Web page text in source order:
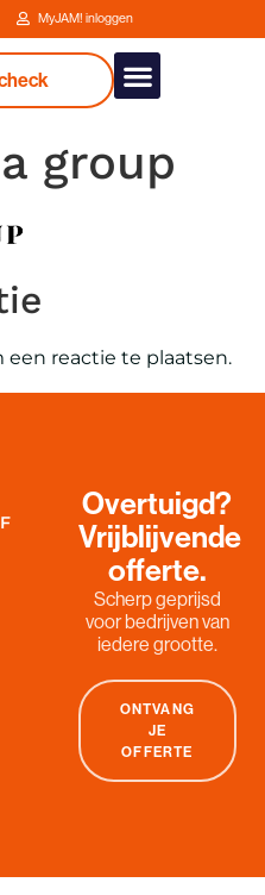
MyJAM! inloggen
group
een reactie te plaatsen.
Overtuigd?
Vrijblijvende
offerte.
Scherp geprijsd
voor bedrijven van
iedere grootte.
ONTVANG
JE
OFFERTE